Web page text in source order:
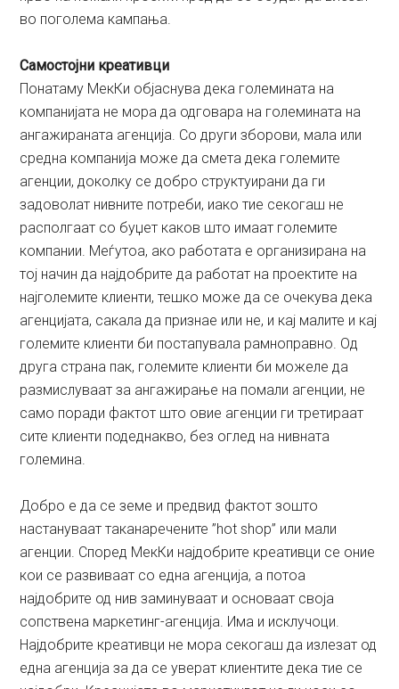
во поголема кампања.
Самостојни креативци
Понатаму МекКи објаснува дека големината на
компанијата не мора да одговара на големината на
ангажираната агенција. Со други зборови, мала или
средна компанија може да смета дека големите
агенции, доколку се добро структуирани да ги
задоволат нивните потреби, иако тие секогаш не
располгаат со буџет каков што имаат големите
компании. Меѓутоа, ако работата е организирана на
тој начин да најдобрите да работат на проектите на
најголемите клиенти, тешко може да се очекува дека
агенцијата, сакала да признае или не, и кај малите и кај
големите клиенти би постапувала рамноправно. Од
друга страна пак, големите клиенти би можеле да
размислуваат за ангажирање на помали агенции, не
само поради фактот што овие агенции ги третираат
сите клиенти подеднакво, без оглед на нивната
големина.
Добро е да се земе и предвид фактот зошто
настануваат таканаречените ”hot shop” или мали
агенции. Според МекКи најдобрите креативци се оние
кои се развиваат со една агенција, а потоа
најдобрите од нив заминуваат и основаат своја
сопствена маркетинг-агенција. Има и исклучоци.
Најдобрите креативци не мора секогаш да излезат од
една агенција за да се уверат клиентите дека тие се